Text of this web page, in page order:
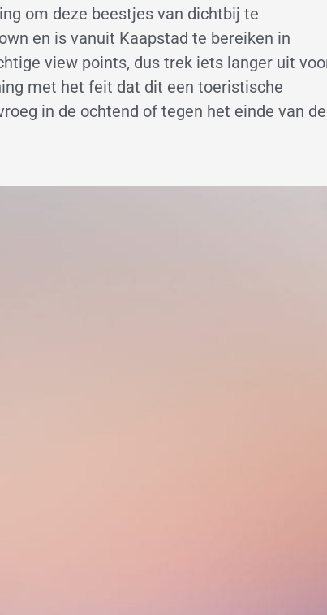
om deze beestjes van dichtbij te
en is vanuit Kaapstad te bereiken in
view points, dus trek iets langer uit
met het feit dat dit een toeristische
in de ochtend of tegen het einde van de